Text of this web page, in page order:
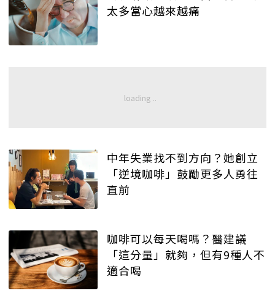
太多當心越來越痛
中年失業找不到方向？她創立
「逆境咖啡」鼓勵更多人勇往
直前
咖啡可以每天喝嗎？醫建議
「這分量」就夠，但有9種人不
適合喝